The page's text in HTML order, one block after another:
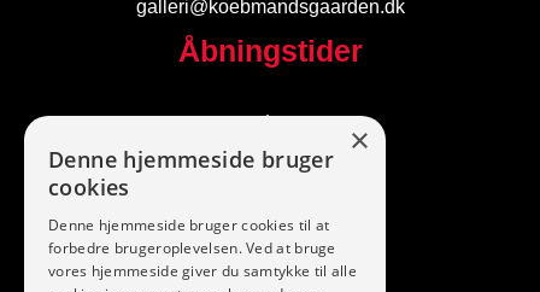
galleri@koebmandsgaarden.dk
Åbningstider
I dag
Følg os
×
Denne hjemmeside bruger
cookies
Denne hjemmeside bruger cookies til at
forbedre brugeroplevelsen. Ved at bruge
vores hjemmeside giver du samtykke til alle